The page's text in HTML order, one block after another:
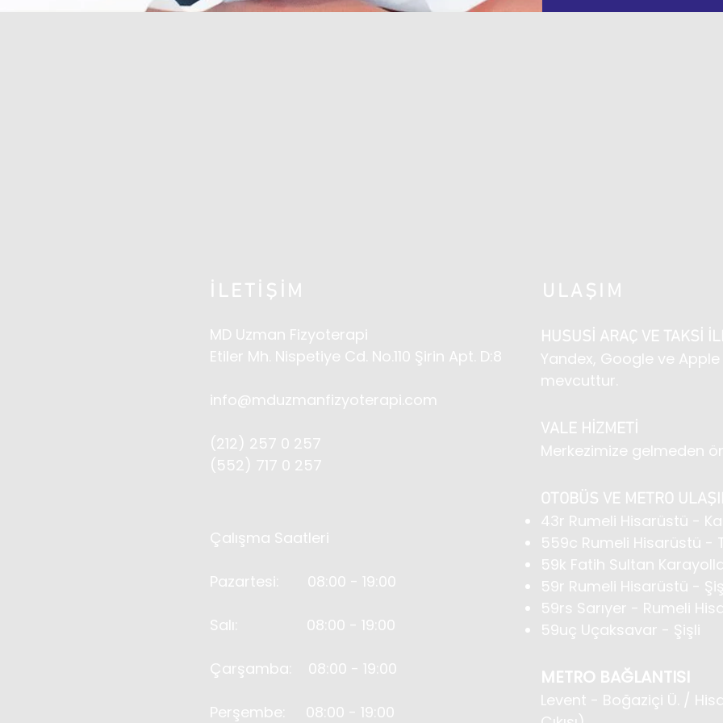
İLETİŞİM ULAŞIM
MD Uzman Fizyoterapi
Etiler Mh. Nispetiye Cd. No.110 Şirin Apt. D:8
info@mduzmanfizyoterapi.com
(212) 257 0 257
(552) 717 0 257
Çalışma Saatleri
Pazartesi: 08:00 - 19:00
Salı: 08:00 - 19:00
Çarşamba: 08:00 - 19:00
Perşembe: 08:00 - 19:00
HUSUSİ ARAÇ VE TAKSİ
Yandex, Google ve
mevcuttur.
VALE HİZMETİ
Merkezimize gelmeden
OTOBÜS VE METRO
43r Rumeli Hisarüstü -
559c Rumeli Hisarüstü -
59k Fatih Sultan
59r Rumeli Hisarüstü -
59rs Sarıyer - Rumeli
59uç Uçaksavar - Şişli
METRO BAĞLANTISI
Levent - Boğaziçi Ü. /